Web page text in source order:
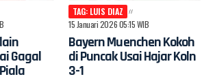
Gagal
TAG: LUIS DIAZ
15 Januari 2026 05:15 WIB
Bayern Muenchen Kokoh
di Puncak Usai Hajar Koln
3-1